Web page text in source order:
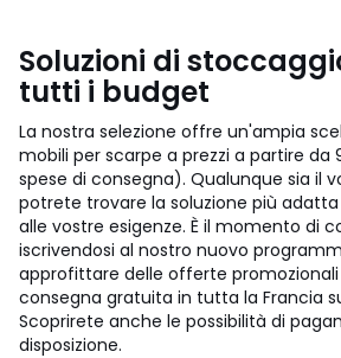
Soluzioni di
tutti i budget
La nostra selezione offre un'ampia
mobili per scarpe a prezzi a partire da
spese di consegna). Qualunque sia il
potrete trovare la soluzione più
alle vostre esigenze. È il momento di
iscrivendosi al nostro nuovo
approfittare delle offerte
consegna gratuita in tutta la Francia
Scoprirete anche le possibilità di
disposizione.